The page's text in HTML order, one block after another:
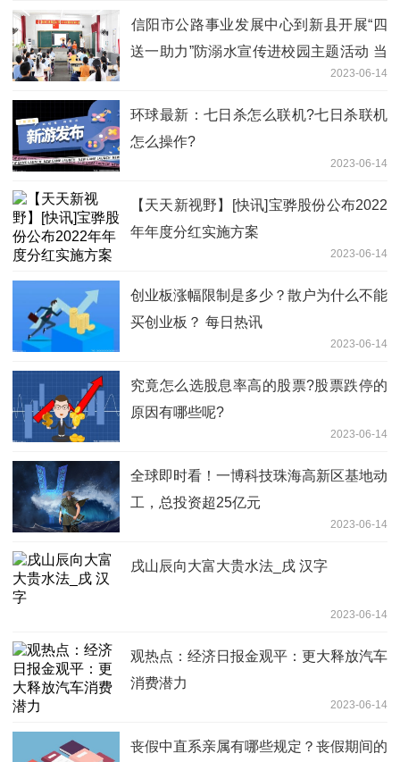
​信阳市公路事业发展中心到新县开展“四
送一助力”防溺水宣传进校园主题活动 当
2023-06-14
环球最新：七日杀怎么联机?七日杀联机
怎么操作?
2023-06-14
【天天新视野】[快讯]宝骅股份公布2022
年年度分红实施方案
2023-06-14
创业板涨幅限制是多少？散户为什么不能
买创业板？ 每日热讯
2023-06-14
究竟怎么选股息率高的股票?股票跌停的
原因有哪些呢?
2023-06-14
全球即时看！一博科技珠海高新区基地动
工，总投资超25亿元
2023-06-14
戌山辰向大富大贵水法_戌 汉字
2023-06-14
观热点：经济日报金观平：更大释放汽车
消费潜力
2023-06-14
丧假中直系亲属有哪些规定？丧假期间的